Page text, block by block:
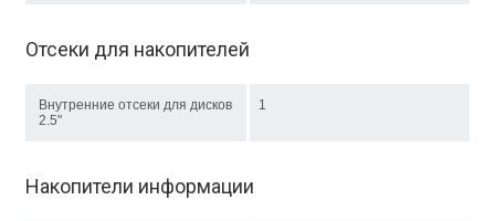
Отсеки для накопителей
Внутренние отсеки для дисков
2.5"
1
Накопители информации